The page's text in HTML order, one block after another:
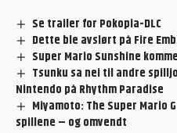
Se trailer for Pokopia-DLC
Dette ble avslørt på Fire
Super Mario Sunshine
Tsunku sa nei til andre
Nintendo på Rhythm Paradise
Miyamoto: The Super Mario
spillene – og omvendt